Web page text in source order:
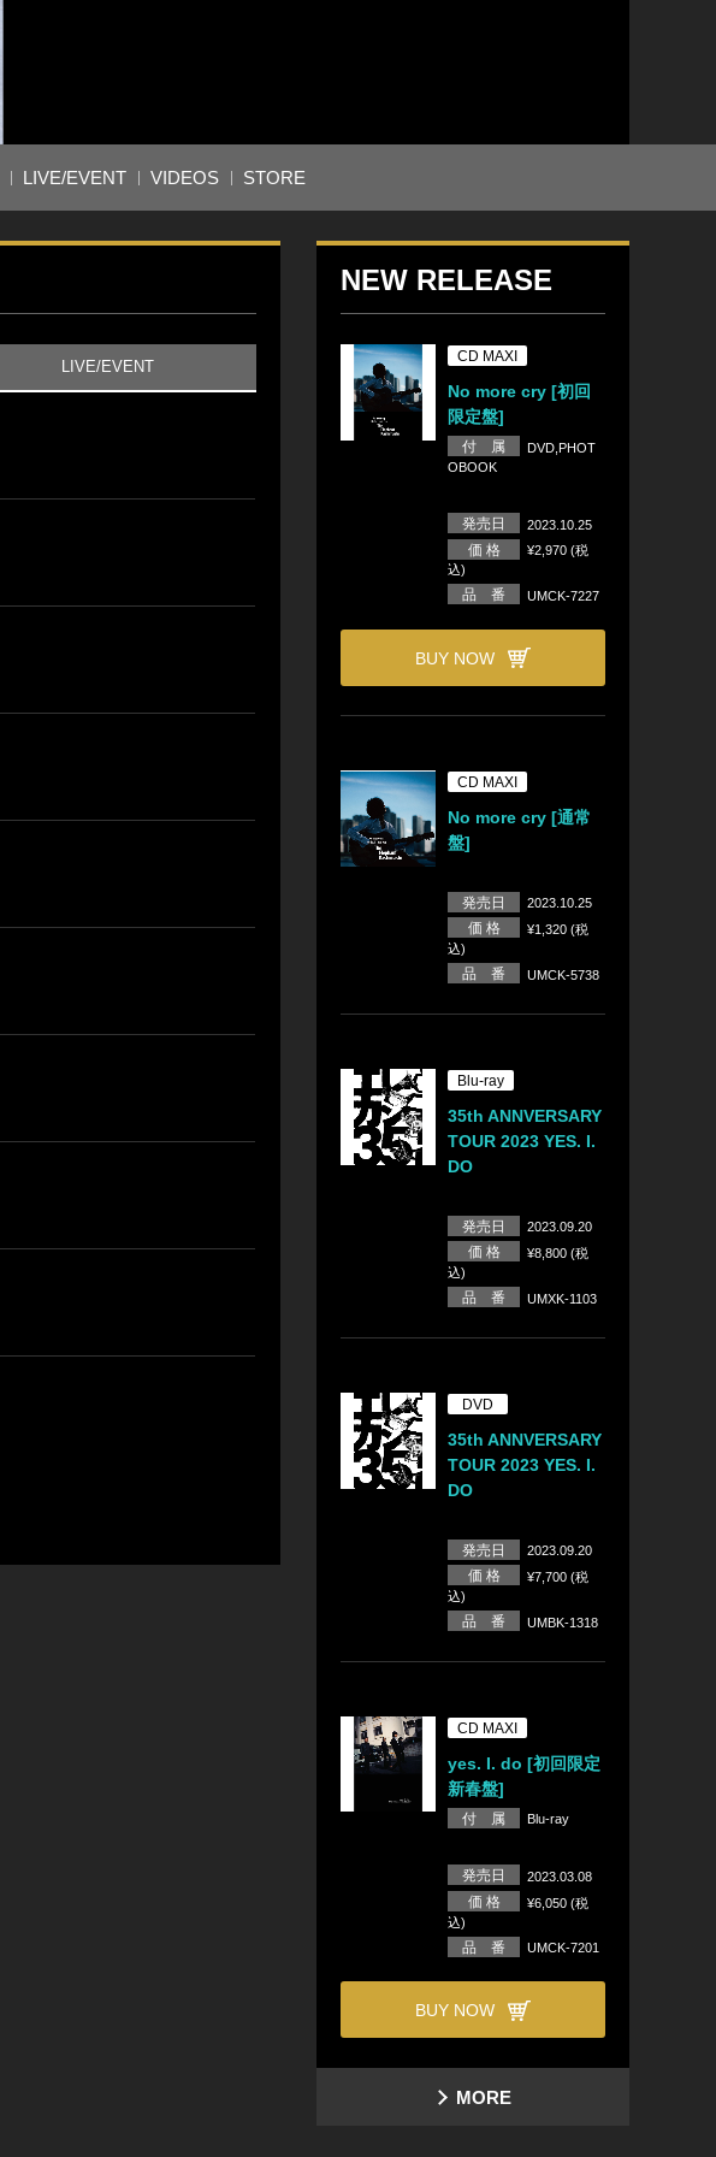
LIVE/EVENT VIDEOS STORE
LIVE/EVENT
NEW RELEASE
CD MAXI
No more cry [初回
限定盤]
付 属
DVD,PHOT
OBOOK
発売日 2023.10.25
価 格
¥2,970 (税
込)
品 番 UMCK-7227
BUY NOW
CD MAXI
No more cry [通常
盤]
発売日 2023.10.25
価 格
¥1,320 (税
込)
品 番 UMCK-5738
Blu-ray
35th ANNVERSARY
TOUR 2023 YES. I.
DO
発売日 2023.09.20
価 格
¥8,800 (税
込)
品 番 UMXK-1103
DVD
35th ANNVERSARY
TOUR 2023 YES. I.
DO
発売日 2023.09.20
価 格
¥7,700 (税
込)
品 番 UMBK-1318
CD MAXI
yes. I. do [初回限定
新春盤]
付 属 Blu-ray
発売日 2023.03.08
価 格
¥6,050 (税
込)
品 番 UMCK-7201
BUY NOW
MORE